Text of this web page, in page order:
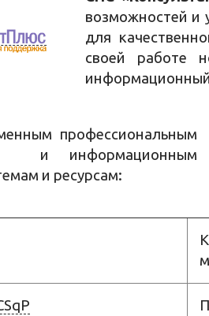
возможностей и
для
своей работе
профессиональным
и информационным
и ресурсам: